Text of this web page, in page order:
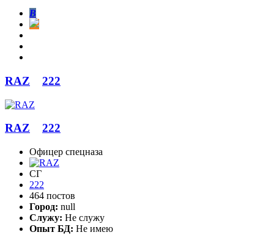
В
RAZ 222
RAZ 222
Офицер спецназа
СГ
222
464 постов
Город: null
Служу: Не служу
Опыт БД: Не имею